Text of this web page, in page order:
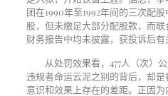
团在1990年至1992年间的三次配股
股，但未缴足大部分配股款，而联
财务报告中均未披露，获投诉后有
从处罚效果看， 477人（次）
违规者命运云泥之别的背后，却是
意识和效果上存在的差距。正因